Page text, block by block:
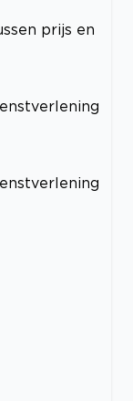
prijs en